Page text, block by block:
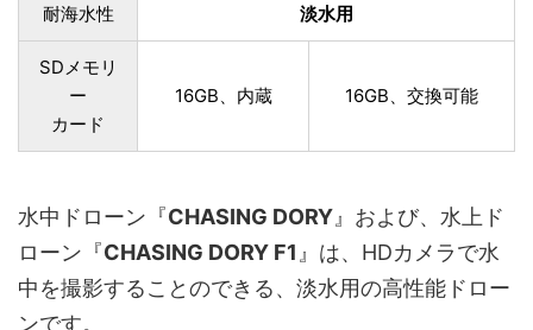
耐海水性 淡水用
SDメモリ
ー
カード
16GB、内蔵 16GB、交換可能
水中ドローン『CHASING DORY 』および、水上ド
ローン『CHASING DORY F1 』は、HDカメラで水
中を撮影することのできる、淡水用の高性能ドロー
ンです。